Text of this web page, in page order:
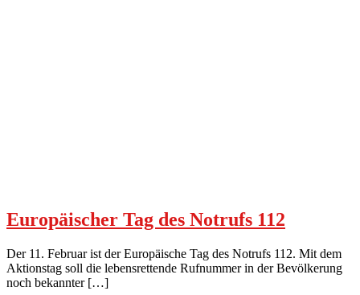
Europäischer Tag des Notrufs 112
Der 11. Februar ist der Europäische Tag des Notrufs 112. Mit dem
Aktionstag soll die lebensrettende Rufnummer in der Bevölkerung
noch bekannter […]